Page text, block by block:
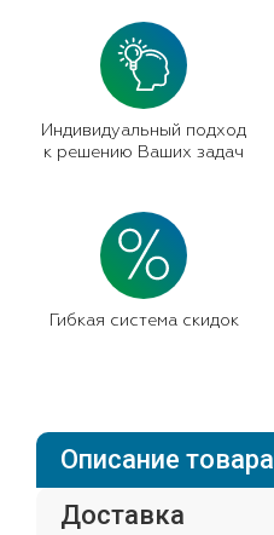
Индивидуальный подход
к решению Ваших задач
Гибкая система скидок
Описание товара
Доставка